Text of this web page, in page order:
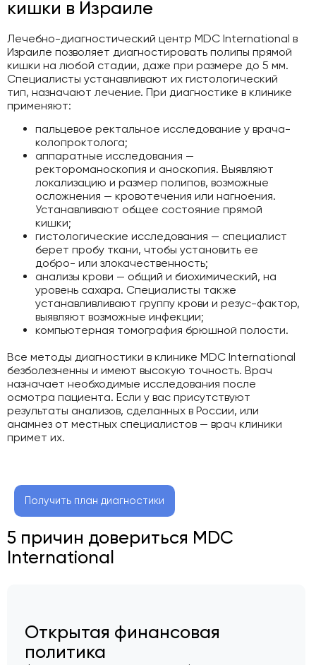
кишки в Израиле
Лечебно-диагностический центр MDC International в
Израиле позволяет диагностировать полипы прямой
кишки на любой стадии, даже при размере до 5 мм.
Специалисты устанавливают их гистологический
тип, назначают лечение. При диагностике в клинике
применяют:
пальцевое ректальное исследование у врача-
колопроктолога;
аппаратные исследования —
ректороманоскопия и аноскопия. Выявляют
локализацию и размер полипов, возможные
осложнения — кровотечения или нагноения.
Устанавливают общее состояние прямой
кишки;
гистологические исследования — специалист
берет пробу ткани, чтобы установить ее
добро- или злокачественность;
анализы крови — общий и биохимический, на
уровень сахара. Специалисты также
устанавливливают группу крови и резус-фактор,
выявляют возможные инфекции;
компьютерная томография брюшной полости.
Все методы диагностики в клинике MDC International
безболезненны и имеют высокую точность. Врач
назначает необходимые исследования после
осмотра пациента. Если у вас присутствуют
результаты анализов, сделанных в России, или
анамнез от местных специалистов — врач клиники
примет их.
Получить план диагностики
5 причин довериться MDC
International
Открытая финансовая
политика